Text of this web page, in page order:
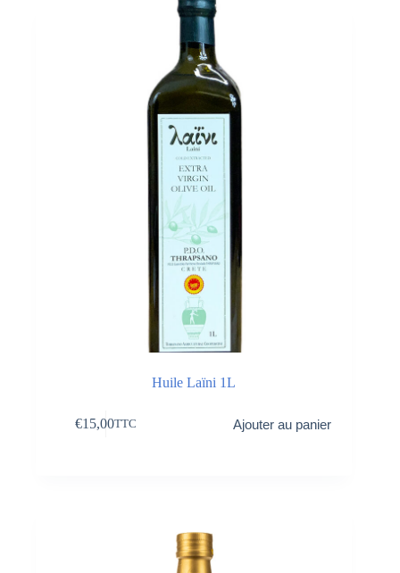
Huile Laïni 1L
€15,00TTC Ajouter au panier